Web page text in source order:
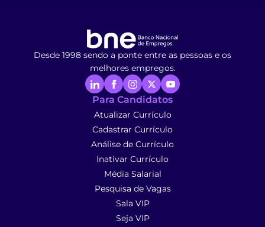
Desde 1998 sendo a ponte entre as pessoas e os
melhores empregos.
Para Candidatos
Atualizar Currículo
Cadastrar Currículo
Análise de Currículo
Inativar Currículo
Média Salarial
Pesquisa de Vagas
Sala VIP
Seja VIP